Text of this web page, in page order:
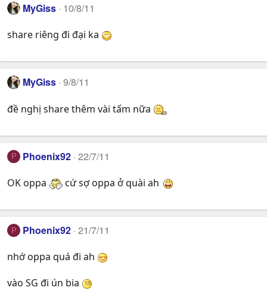
MyGiss 10/8/11
share riêng đi đại ka
MyGiss 9/8/11
đề nghị share thêm vài tấm nữa
P Phoenix92 22/7/11
OK oppa cứ sợ oppa ở quài ah
P Phoenix92 21/7/11
nhớ oppa quá đi ah
vào SG đi ún bia